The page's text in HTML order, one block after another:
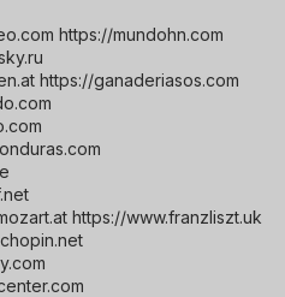
https://mundohn.com
https://ganaderiasos.com
https://www.franzliszt.uk